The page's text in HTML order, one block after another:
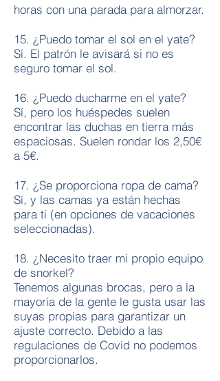
horas con una parada para almorzar.
15. ¿Puedo tomar el sol en el yate?
Sí. El patrón le avisará si no es
seguro tomar el sol.
16. ¿Puedo ducharme en el yate?
Sí, pero los huéspedes suelen
encontrar las duchas en tierra más
espaciosas. Suelen rondar los 2,50€
a 5€.
17. ¿Se proporciona ropa de cama?
Sí, y las camas ya están hechas
para ti (en opciones de vacaciones
seleccionadas).
18. ¿Necesito traer mi propio equipo
de snorkel?
Tenemos algunas brocas, pero a la
mayoría de la gente le gusta usar las
suyas propias para garantizar un
ajuste correcto. Debido a las
regulaciones de Covid no podemos
proporcionarlos.